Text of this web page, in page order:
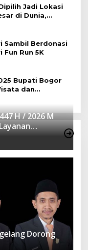
Jadi Lokasi
di Dunia,
Pertumbuhan
Sambil Berdonasi
Run 5K
Bupati Bogor
dan
H / 2026 M
Dorong